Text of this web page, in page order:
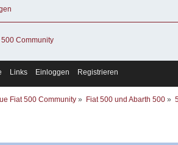
Links Einloggen Registrieren
Fiat 500 Community» Fiat 500 und Abarth 500»